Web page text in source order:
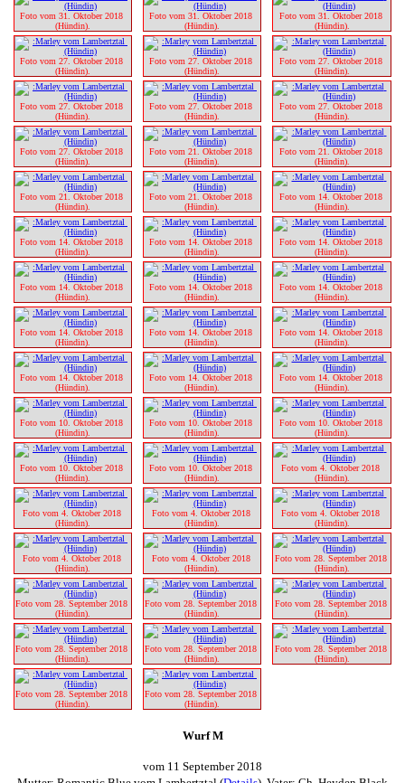
Foto vom 31. Oktober 2018
(Hündin).
Foto vom 31. Oktober 2018
(Hündin).
Foto vom 31. Oktober 2018
(Hündin).
Foto vom 27. Oktober 2018
(Hündin).
Foto vom 27. Oktober 2018
(Hündin).
Foto vom 27. Oktober 2018
(Hündin).
Foto vom 27. Oktober 2018
(Hündin).
Foto vom 27. Oktober 2018
(Hündin).
Foto vom 27. Oktober 2018
(Hündin).
Foto vom 27. Oktober 2018
(Hündin).
Foto vom 21. Oktober 2018
(Hündin).
Foto vom 21. Oktober 2018
(Hündin).
Foto vom 21. Oktober 2018
(Hündin).
Foto vom 21. Oktober 2018
(Hündin).
Foto vom 14. Oktober 2018
(Hündin).
Foto vom 14. Oktober 2018
(Hündin).
Foto vom 14. Oktober 2018
(Hündin).
Foto vom 14. Oktober 2018
(Hündin).
Foto vom 14. Oktober 2018
(Hündin).
Foto vom 14. Oktober 2018
(Hündin).
Foto vom 14. Oktober 2018
(Hündin).
Foto vom 14. Oktober 2018
(Hündin).
Foto vom 14. Oktober 2018
(Hündin).
Foto vom 14. Oktober 2018
(Hündin).
Foto vom 14. Oktober 2018
(Hündin).
Foto vom 14. Oktober 2018
(Hündin).
Foto vom 14. Oktober 2018
(Hündin).
Foto vom 10. Oktober 2018
(Hündin).
Foto vom 10. Oktober 2018
(Hündin).
Foto vom 10. Oktober 2018
(Hündin).
Foto vom 10. Oktober 2018
(Hündin).
Foto vom 10. Oktober 2018
(Hündin).
Foto vom 4. Oktober 2018
(Hündin).
Foto vom 4. Oktober 2018
(Hündin).
Foto vom 4. Oktober 2018
(Hündin).
Foto vom 4. Oktober 2018
(Hündin).
Foto vom 4. Oktober 2018
(Hündin).
Foto vom 4. Oktober 2018
(Hündin).
Foto vom 28. September 2018
(Hündin).
Foto vom 28. September 2018
(Hündin).
Foto vom 28. September 2018
(Hündin).
Foto vom 28. September 2018
(Hündin).
Foto vom 28. September 2018
(Hündin).
Foto vom 28. September 2018
(Hündin).
Foto vom 28. September 2018
(Hündin).
Foto vom 28. September 2018
(Hündin).
Foto vom 28. September 2018
(Hündin).
Wurf M
vom 11 September 2018